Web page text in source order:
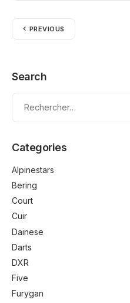
PREVIOUS
Search
Categories
Alpinestars
Bering
Court
Cuir
Dainese
Darts
DXR
Five
Furygan